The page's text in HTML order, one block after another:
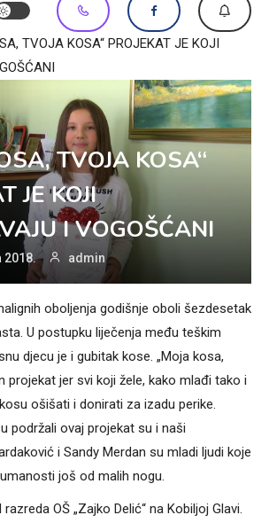
TVOJA KOSA“ PROJEKAT JE KOJI
TVOJA KOSA“
JE KOJI
I VOGOŠĆANI
2018. admin
oboljenja godišnje oboli šezdesetak
U postupku liječenja među teškim
djecu je i gubitak kose. „Moja kosa,
projekat jer svi koji žele, kako mlađi tako i
ošišati i donirati za izadu perike.
podržali ovaj projekat su i naši
i Sandy Merdan su mladi ljudi koje
još od malih nogu.
OŠ „Zajko Delić“ na Kobiljoj Glavi.